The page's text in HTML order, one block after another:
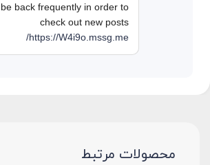
back frequently in order to
check out new posts
https://W4i9o.mssg.me/
محصولات مرتبط